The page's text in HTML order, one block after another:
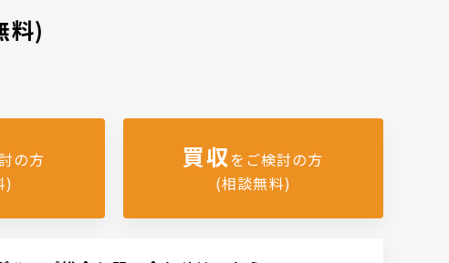
料)
の方
)
買収をご検討の方
(相談無料)